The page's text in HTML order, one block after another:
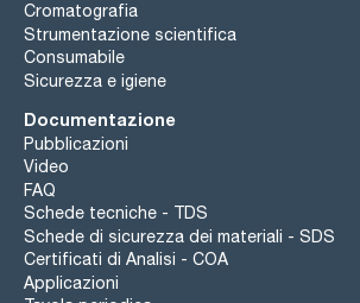
Cromatografia
Strumentazione scientifica
Consumabile
Sicurezza e igiene
Documentazione
Pubblicazioni
Video
FAQ
Schede tecniche - TDS
Schede di sicurezza dei materiali - SDS
Certificati di Analisi - COA
Applicazioni